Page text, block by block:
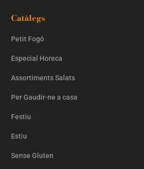
Catàlegs
Petit Fogó
Especial Horeca
Assortiments Salats
Per Gaudir-ne a casa
Festiu
Estiu
Sense Gluten